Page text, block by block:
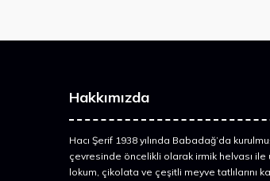
Hakkımızda
Hacı Şerif 1938 yılında Babadağ’da
çevresinde öncelikli olarak irmik helvası ile
lokum, çikolata ve çeşitli meyve tatlılarını